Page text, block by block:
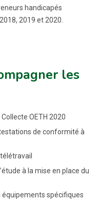
handicapés
2019 et 2020.
les
OETH 2020
de conformité à
à la mise en place du
équipements spécifiques